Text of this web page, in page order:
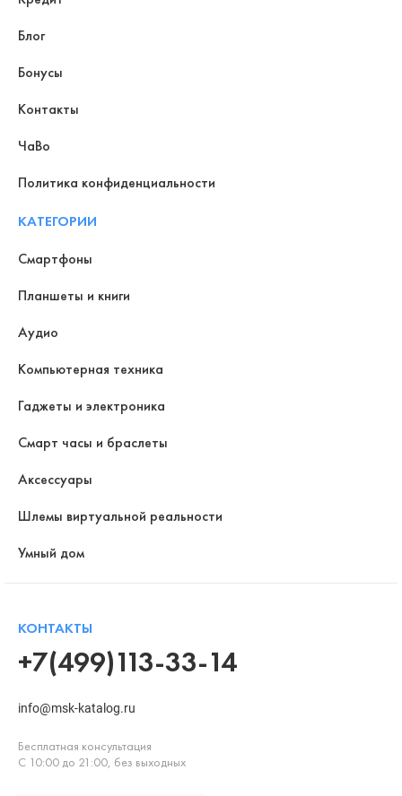
Блог
Бонусы
Контакты
ЧаВо
Политика конфиденциальности
КАТЕГОРИИ
Смартфоны
Планшеты и книги
Аудио
Компьютерная техника
Гаджеты и электроника
Смарт часы и браслеты
Аксессуары
Шлемы виртуальной реальности
Умный дом
КОНТАКТЫ
+7(499)113-33-14
info@msk-katalog.ru
Бесплатная консультация
С 10:00 до 21:00, без выходных